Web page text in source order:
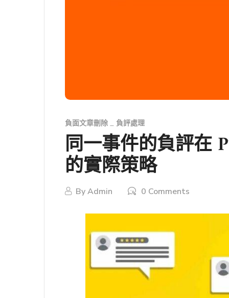
負面文章刪除 負評處理
同一事件的負評在
的實際策略
ByAdmin 0 Comments